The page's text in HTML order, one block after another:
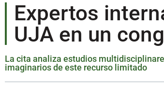
Expertos
UJA en un
La cita analiza estudios
imaginarios de este recurso limitado